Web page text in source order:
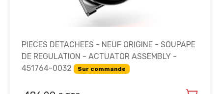
PIECES DETACHEES - NEUF ORIGINE - SOUPAPE
DE REGULATION - ACTUATOR ASSEMBLY -
451764-0032
Sur commande